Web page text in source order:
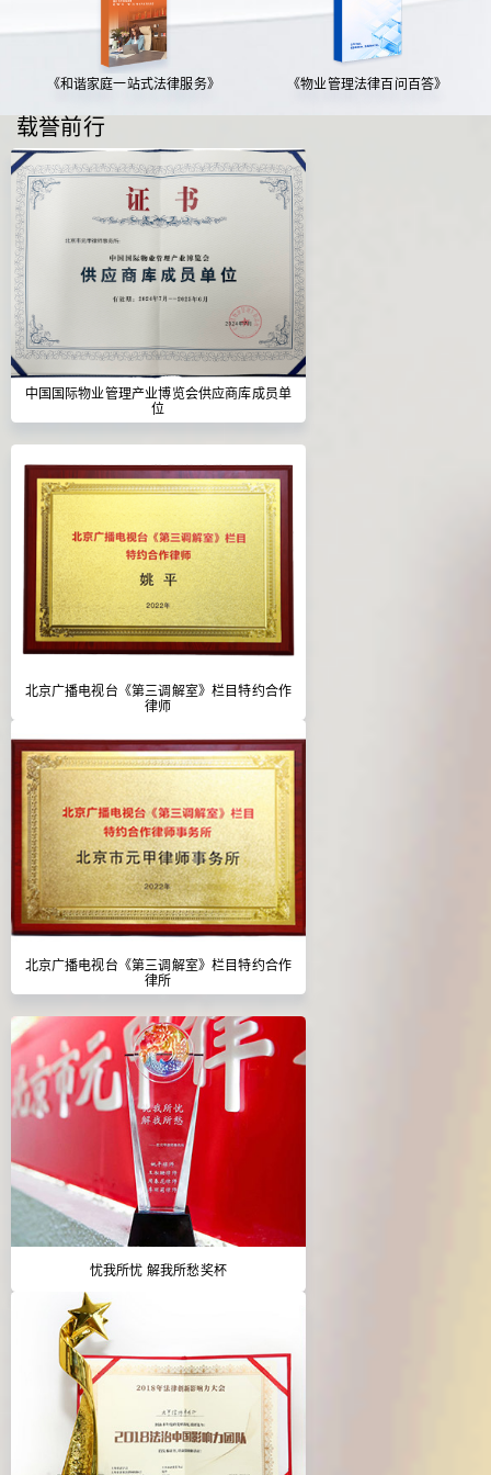
《和谐家庭一站式法律服务》 《物业管理法律百问百答》
载誉前行
中国国际物业管理产业博览会供应商库成员单
位
北京广播电视台《第三调解室》栏目特约合作
律师
北京广播电视台《第三调解室》栏目特约合作
律所
忧我所忧 解我所愁奖杯